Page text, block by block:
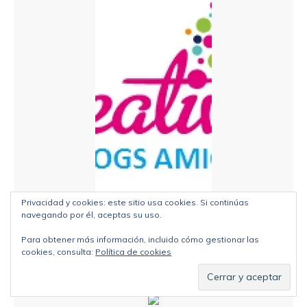
Privacidad y cookies: este sitio usa cookies. Si continúas
navegando por él, aceptas su uso.
Para obtener más información, incluido cómo gestionar las
cookies, consulta: Política de cookies